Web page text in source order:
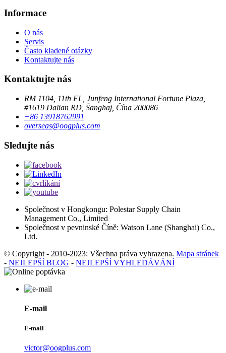
Informace
O nás
Servis
Často kladené otázky
Kontaktujte nás
Kontaktujte nás
RM 1104, 11th FL, Junfeng International Fortune Plaza,
#1619 Dalian RD, Šanghaj, Čína 200086
+86 13918762991
overseas@oogplus.com
Sledujte nás
Společnost v Hongkongu: Polestar Supply Chain
Management Co., Limited
Společnost v pevninské Číně: Watson Lane (Shanghai) Co.,
Ltd.
© Copyright - 2010-2023: Všechna práva vyhrazena. Mapa stránek
- NEJLEPŠÍ BLOG - NEJLEPŠÍ VYHLEDÁVÁNÍ
E-mail
E-mail
victor@oogplus.com